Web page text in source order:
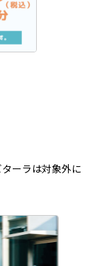
ーラは対象外に